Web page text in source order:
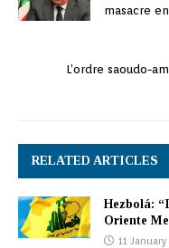
masacre
L’ordre saoudo-
RELATED ARTICLES
Hezbolá:
Oriente
11 January